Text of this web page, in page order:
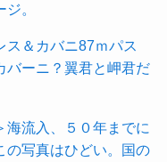
。
ス＆カバニ87ｍパス
ーニ？翼君と岬君だ
海流入、５０年までに
写真はひどい。国の